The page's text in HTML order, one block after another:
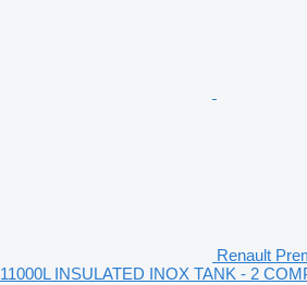
Renault
11000L INSULATED INOX TANK - 2